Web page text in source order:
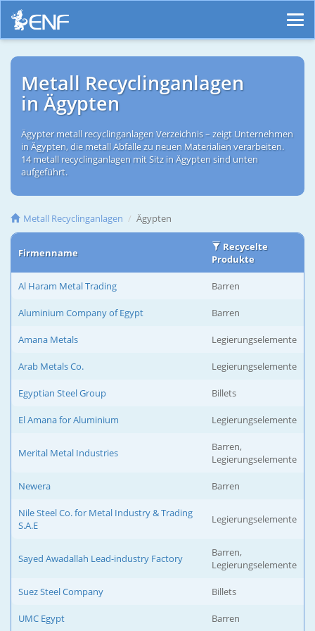
Metall Recyclinganlagen
in Ägypten
Ägypter metall recyclinganlagen Verzeichnis – zeigt Unternehmen
in Ägypten, die metall Abfälle zu neuen Materialien verarbeiten.
14 metall recyclinganlagen mit Sitz in Ägypten sind unten
aufgeführt.
Metall Recyclinganlagen Ägypten
Firmenname
Recycelte
Produkte
Al Haram Metal Trading Barren
Aluminium Company of Egypt Barren
Amana Metals Legierungselemente
Arab Metals Co. Legierungselemente
Egyptian Steel Group Billets
El Amana for Aluminium Legierungselemente
Merital Metal Industries
Barren,
Legierungselemente
Newera Barren
Nile Steel Co. for Metal Industry & Trading
S.A.E
Legierungselemente
Sayed Awadallah Lead-industry Factory
Barren,
Legierungselemente
Suez Steel Company Billets
UMC Egypt Barren